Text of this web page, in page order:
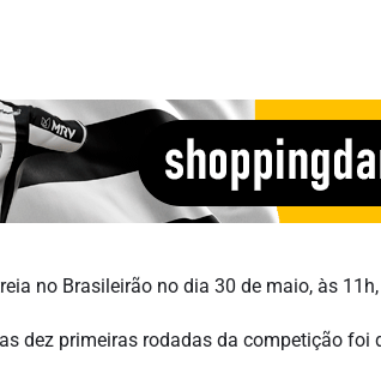
no Brasileirão no dia 30 de maio, às
dez primeiras rodadas da competição foi